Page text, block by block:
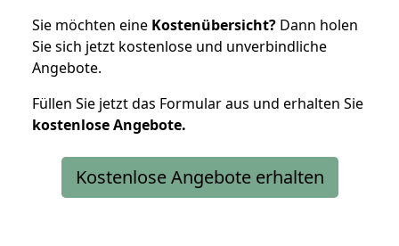
Sie möchten eine Kostenübersicht? Dann holen
Sie sich jetzt kostenlose und unverbindliche
Angebote.
Füllen Sie jetzt das Formular aus und erhalten Sie
kostenloseAngebote.
Kostenlose Angebote erhalten